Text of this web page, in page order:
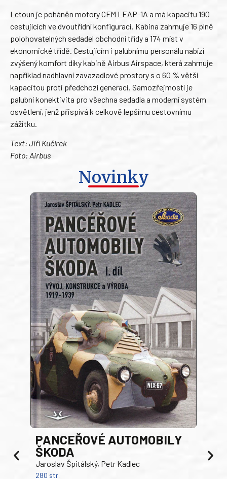
Letoun je poháněn motory CFM LEAP-1A a má kapacitu 190
cestujících ve dvoutřídní konfiguraci. Kabina zahrnuje 16 plně
polohovatelných sedadel obchodní třídy a 174 míst v
ekonomické třídě. Cestujícím i palubnímu personálu nabízí
zvýšený komfort díky kabině Airbus Airspace, která zahrnuje
například nadhlavní zavazadlové prostory s o 60 % větší
kapacitou proti předchozí generaci. Samozřejmostí je
palubní konektivita pro všechna sedadla a moderní systém
osvětlení, jenž přispívá k celkově lepšímu cestovnímu
zážitku.
Text: Jiří Kučírek
Foto: Airbus
Novinky
PANCEŘOVÉ AUTOMOBILY
ŠKODA
Jaroslav Špitálský, Petr Kadlec
280 str.